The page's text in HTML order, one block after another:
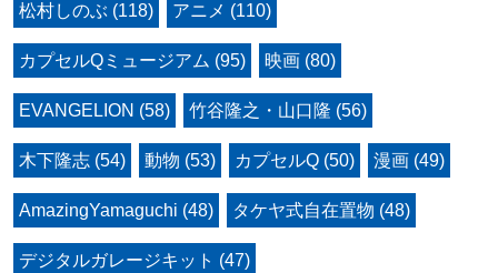
松村しのぶ (118) アニメ (110)
カプセルQミュージアム (95) 映画 (80)
EVANGELION (58) 竹谷隆之・山口隆 (56)
木下隆志 (54) 動物 (53) カプセルQ (50) 漫画 (49)
AmazingYamaguchi (48) タケヤ式自在置物 (48)
デジタルガレージキット (47)